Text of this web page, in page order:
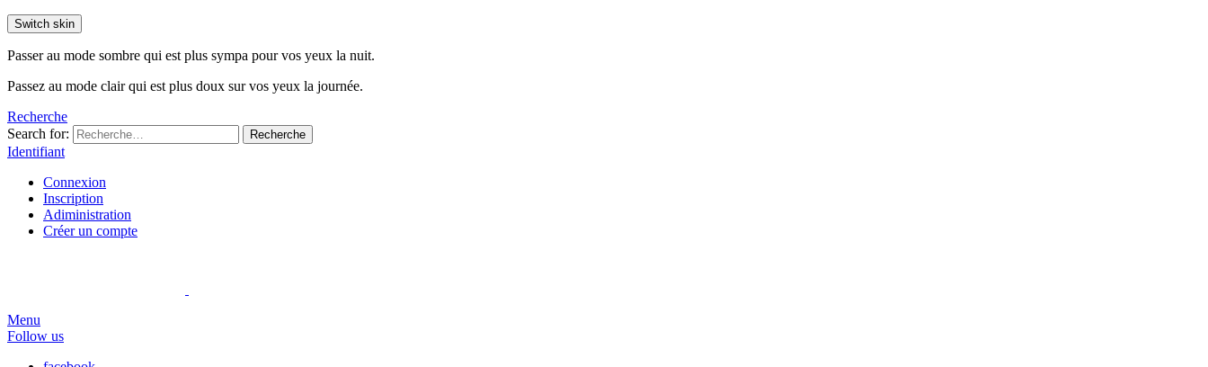
Switch skin
Passer au mode sombre qui est plus sympa pour vos yeux la nuit.
Passez au mode clair qui est plus doux sur vos yeux la journée.
Recherche
Search for:
Recherche
Identifiant
Connexion
Inscription
Adiministration
Créer un compte
Menu
Follow us